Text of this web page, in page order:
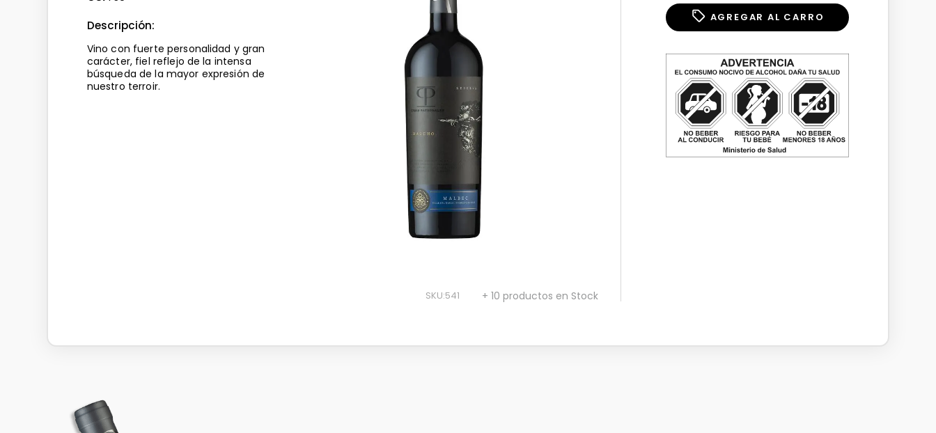
Descripción:
Vino con fuerte personalidad y gran
carácter, fiel reflejo de la intensa
búsqueda de la mayor expresión de
nuestro terroir.
SKU:541 + 10 productos en Stock
AGREGAR AL CARRO
reserva